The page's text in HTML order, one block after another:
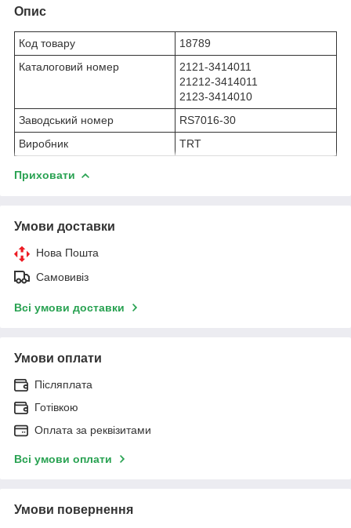
Опис
Код товару
18789
Каталоговий номер
2121-3414011
21212-3414011
2123-3414010
Заводський номер
RS7016-30
Виробник
TRT
Приховати
Умови доставки
Нова Пошта
Самовивіз
Всі умови доставки
Умови оплати
Післяплата
Готівкою
Оплата за реквізитами
Всі умови оплати
Умови повернення